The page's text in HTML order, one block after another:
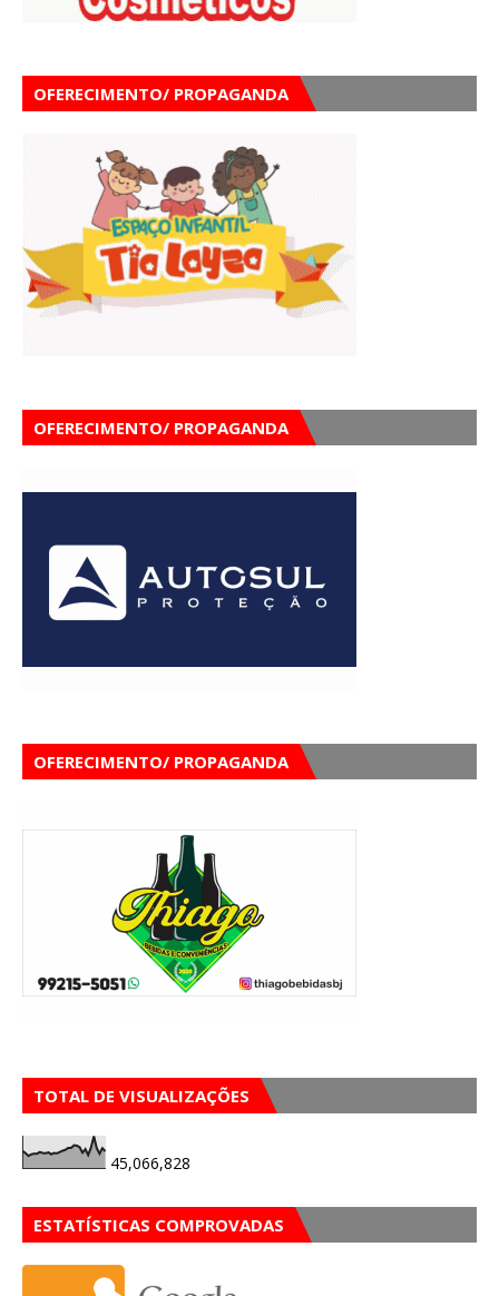
OFERECIMENTO/ PROPAGANDA
OFERECIMENTO/ PROPAGANDA
OFERECIMENTO/ PROPAGANDA
TOTAL DE VISUALIZAÇÕES
45,066,828
ESTATÍSTICAS COMPROVADAS